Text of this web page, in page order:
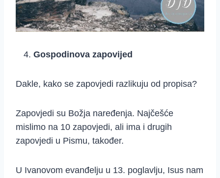
Gospodinova zapovijed
Dakle, kako se zapovjedi razlikuju od propisa?
Zapovjedi su Božja naređenja. Najčešće
mislimo na 10 zapovjedi, ali ima i drugih
zapovjedi u Pismu, također.
U Ivanovom evanđelju u 13. poglavlju, Isus nam